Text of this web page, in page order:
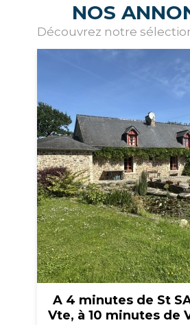
NOS
Découvrez notre
A 4 minutes de St
Vte, à 10 minutes de